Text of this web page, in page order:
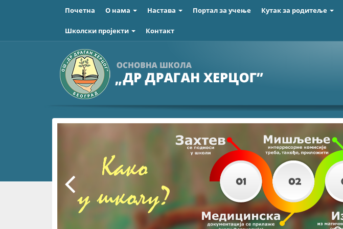
Почетна О нама Настава Портал за учење Кутак за родитеље
Школски пројекти Контакт